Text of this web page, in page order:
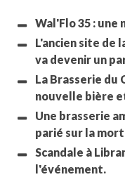
Wal'Flo 35 : une
L'ancien site de
va devenir un
La Brasserie du
nouvelle bière
Une brasserie
parié sur la
Scandale à
l'événement.